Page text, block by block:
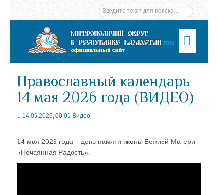
Menu
Православный календарь
14 мая 2026 года (ВИДЕО)
14.05.2026, 00:01 Видео
14 мая 2026 года – день памяти иконы Божией Матери
«Нечаянная Радость».